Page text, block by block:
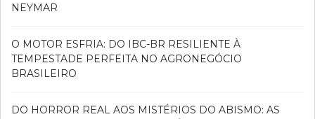
NEYMAR
O MOTOR ESFRIA: DO IBC-BR RESILIENTE À
TEMPESTADE PERFEITA NO AGRONEGÓCIO
BRASILEIRO
DO HORROR REAL AOS MISTÉRIOS DO ABISMO: AS